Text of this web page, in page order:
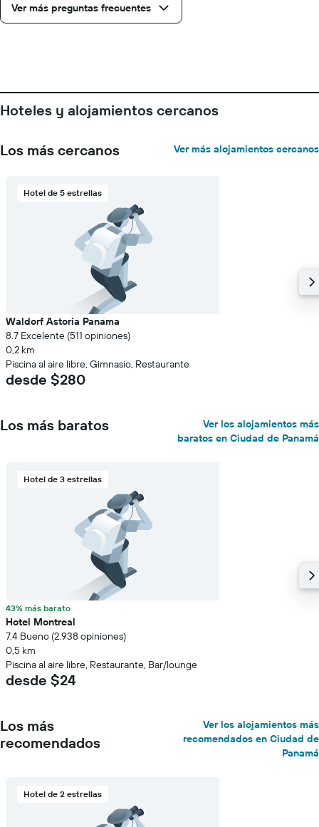
promedio
Ver más preguntas frecuentes
Hoteles y alojamientos cercanos
Los más cercanos Ver más alojamientos cercanos
Hotel de 5 estrellas
Waldorf Astoria Panama
8.7 Excelente (511 opiniones)
0,2 km
Piscina al aire libre, Gimnasio, Restaurante
desde $280
Los más baratos
Ver los alojamientos más
baratos en Ciudad de Panamá
Hotel de 3 estrellas
43% más barato
Hotel Montreal
7.4 Bueno (2.938 opiniones)
0,5 km
Piscina al aire libre, Restaurante, Bar/lounge
desde $24
Los más
recomendados
Ver los alojamientos más
recomendados en Ciudad de
Panamá
Hotel de 2 estrellas